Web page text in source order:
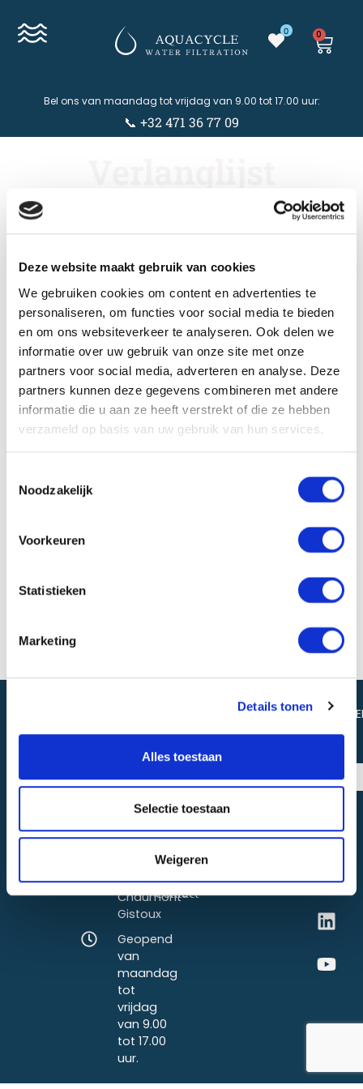
Deze website maakt gebruik van cookies
We gebruiken cookies om content en advertenties te
personaliseren, om functies voor social media te bieden
en om ons websiteverkeer te analyseren. Ook delen we
informatie over uw gebruik van onze site met onze
partners voor social media, adverteren en analyse. Deze
partners kunnen deze gegevens combineren met andere
informatie die u aan ze heeft verstrekt of die ze hebben
verzameld op basis van uw gebruik van hun services.
Noodzakelijk
Voorkeuren
Statistieken
Marketing
Details tonen
Alles toestaan
Selectie toestaan
Weigeren
0 0
Bel ons van maandag tot vrijdag van 9.00 tot 17.00 uur:
📞 +32 471 36 77 09
No products were added to the wishlist.
77
Tourinnes 1,
1325
Chaumont-
Gistoux
Geopend
van
maandag
tot
vrijdag
van 9.00
tot 17.00
uur.
Home
Aquacycle
Onze
oplossingen
Eshop
Guides
et Infos
Contact
ONZE
Stuur